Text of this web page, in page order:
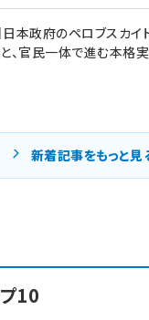
10
日本政府のペロブスカ
、官民一体で進む本格
新着記事をもっと見